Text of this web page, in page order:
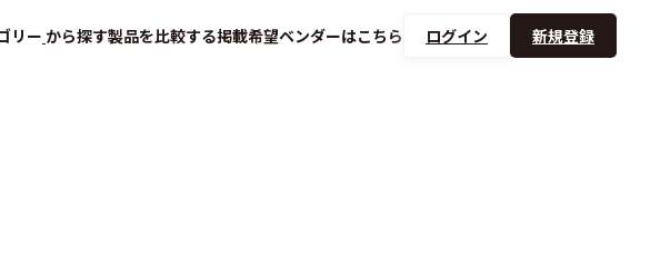
リー から探す製品を比較する掲載希望ベンダーはこちら ログイン 新規登録